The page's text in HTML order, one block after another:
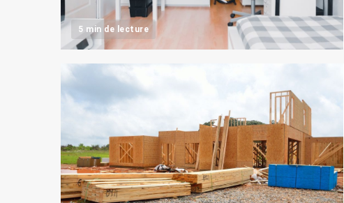
5 min de lecture